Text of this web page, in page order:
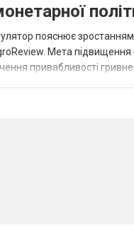
пояснює
Мета підвищення
привабливості